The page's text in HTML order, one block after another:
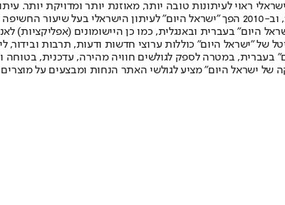
ראוי לעיתונות טובה יותר, מאוזנת יותר ומדויקת יותר.
תשלום. המהדורה המודפסת הראשונה פורסמה ב-30 ביולי 2007, וב-2010 הפך
של "ישראל היום" כוללות ערוצי חדשות ודעות, תרבות ובידור,
היום" בעברית, במטרה לספק לגולשים חוויה מהירה, עדכנית,
של ישראל היום" מציע לגולשי האתר הנחות ומבצעים על